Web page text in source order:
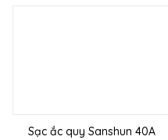
Sạc ắc quy Sanshun 40A